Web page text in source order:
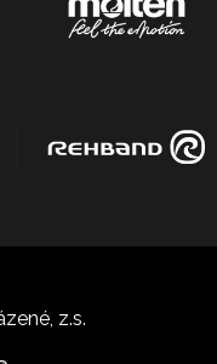
z.s.